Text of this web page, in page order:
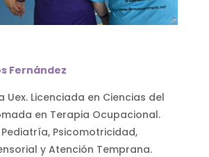
Fernández
Licenciada en Ciencias del
en Terapia Ocupacional.
Psicomotricidad,
y Atención Temprana.